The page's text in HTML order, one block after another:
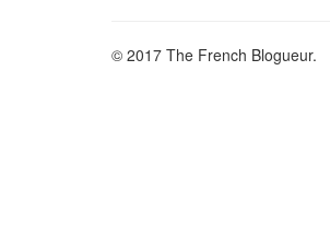
© 2017 The French Blogueur.